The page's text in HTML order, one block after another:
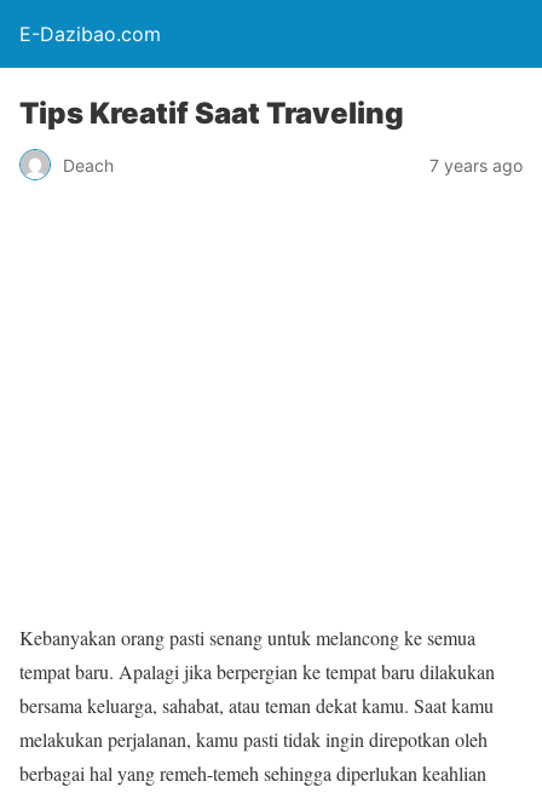
E-Dazibao.com
Tips Kreatif Saat Traveling
Deach 7 years ago
Kebanyakan orang pasti senang untuk melancong ke semua
tempat baru. Apalagi jika berpergian ke tempat baru dilakukan
bersama keluarga, sahabat, atau teman dekat kamu. Saat kamu
melakukan perjalanan, kamu pasti tidak ingin direpotkan oleh
berbagai hal yang remeh-temeh sehingga diperlukan keahlian